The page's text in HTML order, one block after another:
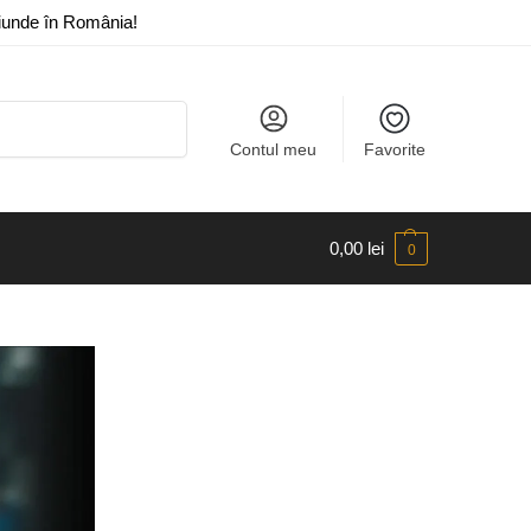
în România!
Contul meu Favorite
0,00 lei 0